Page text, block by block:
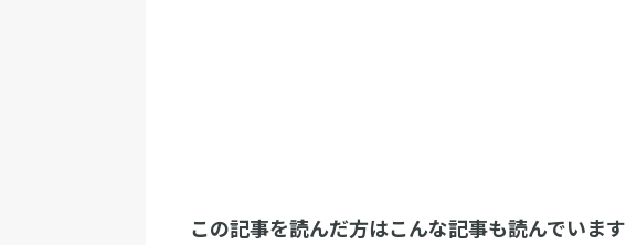
この記事を読んだ方はこんな記事も読んでいます